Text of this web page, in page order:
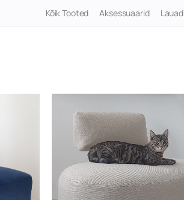
Kõik Tooted Aksessuaarid Lauad